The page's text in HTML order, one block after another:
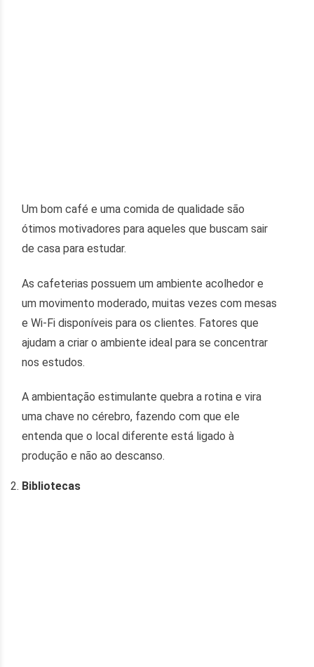
Um bom café e uma comida de qualidade são
ótimos motivadores para aqueles que buscam sair
de casa para estudar.
As cafeterias possuem um ambiente acolhedor e
um movimento moderado, muitas vezes com mesas
e Wi-Fi disponíveis para os clientes. Fatores que
ajudam a criar o ambiente ideal para se concentrar
nos estudos.
A ambientação estimulante quebra a rotina e vira
uma chave no cérebro, fazendo com que ele
entenda que o local diferente está ligado à
produção e não ao descanso.
Bibliotecas